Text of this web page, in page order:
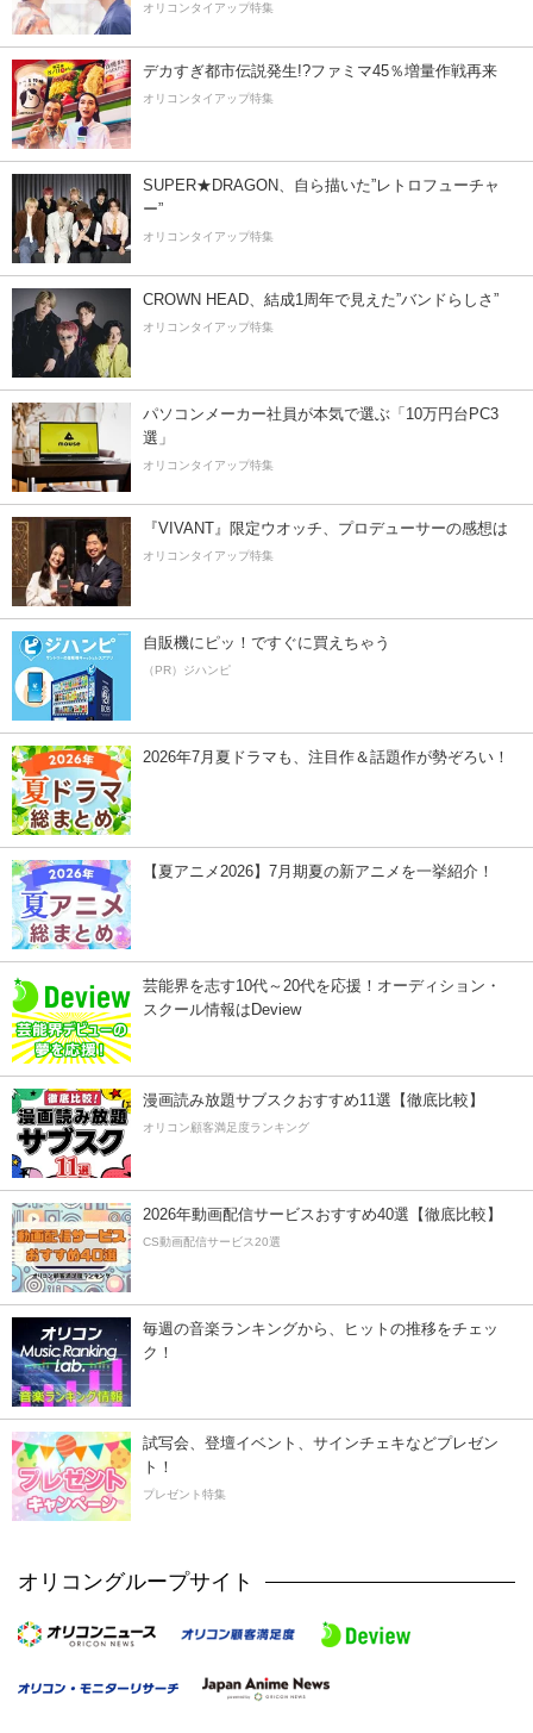
オリコンタイアップ特集
デカすぎ都市伝説発生!?ファミマ45％増量作戦再来
オリコンタイアップ特集
SUPER★DRAGON、自ら描いた”レトロフューチャ
ー”
オリコンタイアップ特集
CROWN HEAD、結成1周年で見えた”バンドらしさ”
オリコンタイアップ特集
パソコンメーカー社員が本気で選ぶ「10万円台PC3
選」
オリコンタイアップ特集
『VIVANT』限定ウオッチ、プロデューサーの感想は
オリコンタイアップ特集
自販機にピッ！ですぐに買えちゃう
（PR）ジハンピ
2026年7月夏ドラマも、注目作＆話題作が勢ぞろい！
【夏アニメ2026】7月期夏の新アニメを一挙紹介！
芸能界を志す10代～20代を応援！オーディション・
スクール情報はDeview
漫画読み放題サブスクおすすめ11選【徹底比較】
オリコン顧客満足度ランキング
2026年動画配信サービスおすすめ40選【徹底比較】
CS動画配信サービス20選
毎週の音楽ランキングから、ヒットの推移をチェッ
ク！
試写会、登壇イベント、サインチェキなどプレゼン
ト！
プレゼント特集
オリコングループサイト